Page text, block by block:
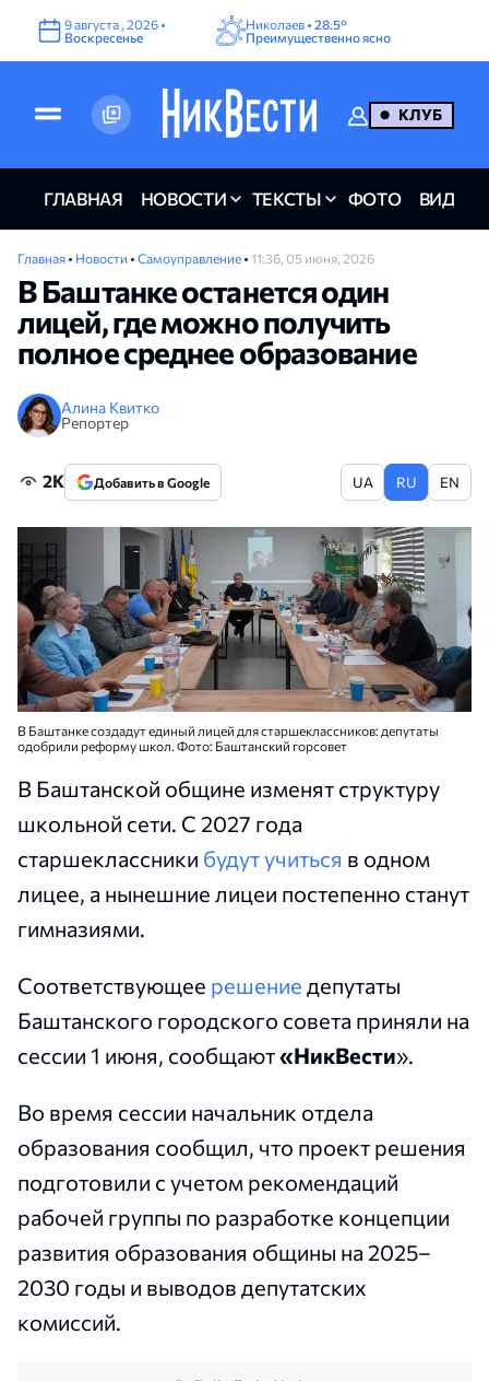
9августа , 2026 •
Воскресенье
Николаев •28.5°
Преимущественно ясно
КЛУБ
ГЛАВНАЯ НОВОСТИ ТЕКСТЫ ФОТО ВИДЕО
Главная • Новости • Самоуправление • 11:36, 05 июня, 2026
В Баштанке останется один
лицей, где можно получить
полное среднее образование
Алина Квитко
Репортер
2K Добавить в Google UA RU EN
В Баштанке создадут единый лицей для старшеклассников: депутаты
одобрили реформу школ. Фото: Баштанский горсовет
В Баштанской общине изменят структуру
школьной сети. С 2027 года
старшеклассники будут учиться в одном
лицее, а нынешние лицеи постепенно станут
гимназиями.
Соответствующее решение депутаты
Баштанского городского совета приняли на
сессии 1 июня, сообщают«НикВести».
Во время сессии начальник отдела
образования сообщил, что проект решения
подготовили с учетом рекомендаций
рабочей группы по разработке концепции
развития образования общины на 2025–
2030 годы и выводов депутатских
комиссий.